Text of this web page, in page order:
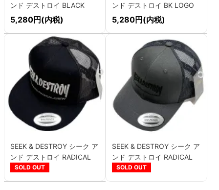
ンド デストロイ BLACK
KNIFE LOGO スナップバッ
クキャップ
5,280円(内税)
ンド デストロイ BK LOGO
スナップバックキャップ
5,280円(内税)
SEEK & DESTROY シーク ア
ンド デストロイ RADICAL
LOGO メッシュキャップ
SOLD OUT
SEEK & DESTROY シーク ア
ンド デストロイ RADICAL
LOGO メッシュキャップ
SOLD OUT